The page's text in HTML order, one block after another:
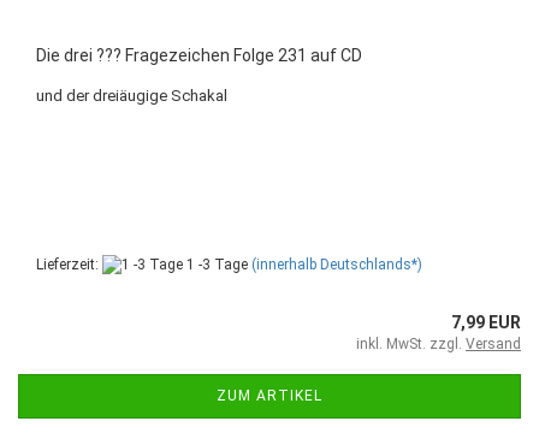
Die drei ??? Fragezeichen Folge 231 auf CD
und der dreiäugige Schakal
Lieferzeit: 1 -3 Tage (innerhalb Deutschlands*)
7,99 EUR
inkl. MwSt. zzgl. Versand
ZUM ARTIKEL